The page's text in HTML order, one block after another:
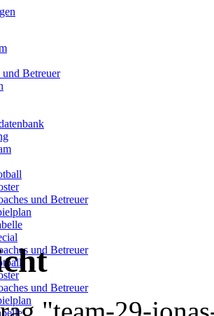
und Betreuer
und Betreuer
und Betreuer
und Betreuer